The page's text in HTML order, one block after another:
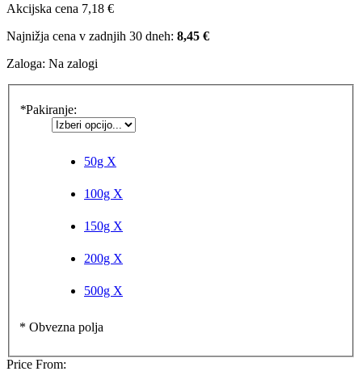
Akcijska cena 7,18 €
Najnižja cena v zadnjih 30 dneh: 8,45 €
Zaloga: Na zalogi
*Pakiranje:
50g X
100g X
150g X
200g X
500g X
* Obvezna polja
Price From: